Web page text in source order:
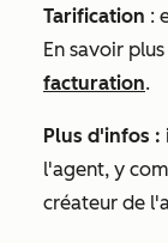
Tarification :
En savoir
facturation.
Plus d'infos :
l'agent, y
créateur de